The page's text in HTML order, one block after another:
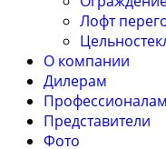
Лофт
О компании
Дилерам
Профессионалам
Представители
Фото